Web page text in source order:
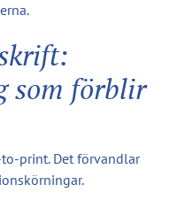
som förblir
print. Det förvandlar